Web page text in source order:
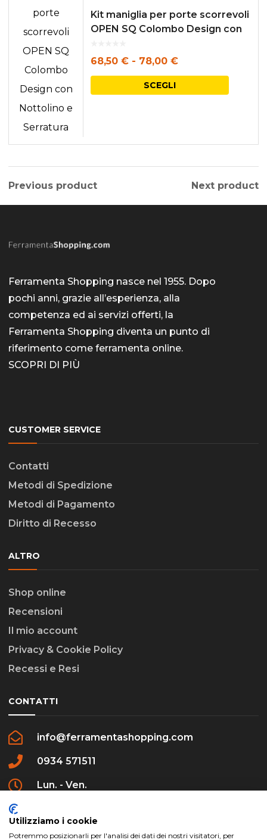
Kit maniglia per porte scorrevoli
OPEN SQ Colombo Design con
68,50 € - 78,00 €Fascia
di
prezzo:
SCEGLI
Questo
Previous product Next product
Ferramenta Shopping nasce nel 1955. Dopo
pochi anni, grazie all’esperienza, alla
competenza ed ai servizi offerti, la
Ferramenta Shopping diventa un punto di
riferimento come ferramenta online.
SCOPRI DI PIÙ
CUSTOMER SERVICE
Contatti
Metodi di Spedizione
Metodi di Pagamento
Diritto di Recesso
ALTRO
Shop online
Recensioni
Il mio account
Privacy & Cookie Policy
Recessi e Resi
CONTATTI
info@ferramentashopping.com
0934 571511
Lun. - Ven.
Utilizziamo i cookie
Potremmo posizionarli per l'analisi dei dati dei nostri visitatori, per